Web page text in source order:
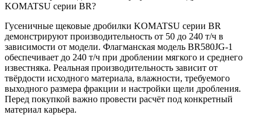
KOMATSU серии BR?
Гусеничные щековые дробилки KOMATSU серии BR
демонстрируют производительность от 50 до 240 т/ч в
зависимости от модели. Флагманская модель BR580JG-1
обеспечивает до 240 т/ч при дроблении мягкого и среднего
известняка. Реальная производительность зависит от
твёрдости исходного материала, влажности, требуемого
выходного размера фракции и настройки щели дробления.
Перед покупкой важно провести расчёт под конкретный
материал карьера.